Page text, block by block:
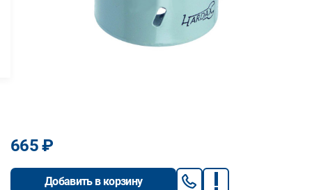
665 ₽
Добавить в корзину